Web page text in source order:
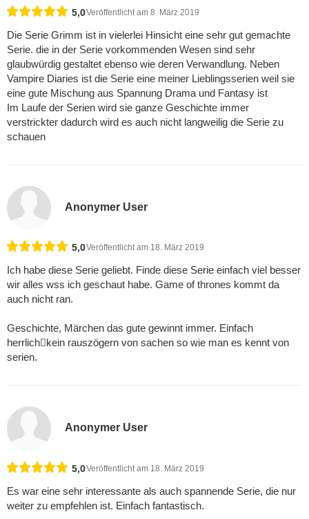
5,0Veröffentlicht am 8. März 2019
Die Serie Grimm ist in vielerlei Hinsicht eine sehr gut gemachte
Serie. die in der Serie vorkommenden Wesen sind sehr
glaubwürdig gestaltet ebenso wie deren Verwandlung. Neben
Vampire Diaries ist die Serie eine meiner Lieblingsserien weil sie
eine gute Mischung aus Spannung Drama und Fantasy ist
Im Laufe der Serien wird sie ganze Geschichte immer
verstrickter dadurch wird es auch nicht langweilig die Serie zu
schauen
Anonymer User
5,0Veröffentlicht am 18. März 2019
Ich habe diese Serie geliebt. Finde diese Serie einfach viel besser
wir alles wss ich geschaut habe. Game of thrones kommt da
auch nicht ran.
Geschichte, Märchen das gute gewinnt immer. Einfach
herrlichkein rauszögern von sachen so wie man es kennt von
serien.
Anonymer User
5,0Veröffentlicht am 18. März 2019
Es war eine sehr interessante als auch spannende Serie, die nur
weiter zu empfehlen ist. Einfach fantastisch.